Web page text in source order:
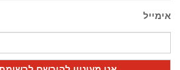
אימייל